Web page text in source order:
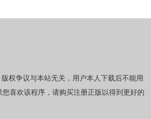
权争议与本站无关，用户本人下载后不能用
喜欢该程序，请购买注册正版以得到更好的